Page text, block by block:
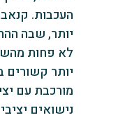
העכבות.
יותר, שבה
לא פחות
יותר קשורים
מורכבת עם
נישואים